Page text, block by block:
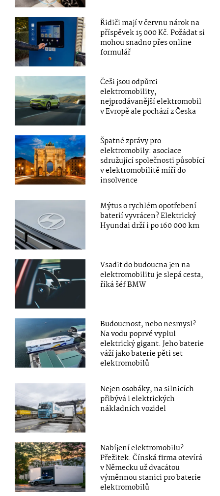
Řidiči mají v červnu nárok na
příspěvek 15 000 Kč. Požádat si
mohou snadno přes online
formulář
Češi jsou odpůrci
elektromobility,
nejprodávanější elektromobil
v Evropě ale pochází z Česka
Špatné zprávy pro
elektromobily: asociace
sdružující společnosti působící
v elektromobilitě míří do
insolvence
Mýtus o rychlém opotřebení
baterií vyvrácen? Elektrický
Hyundai drží i po 160 000 km
Vsadit do budoucna jen na
elektromobilitu je slepá cesta,
říká šéf BMW
Budoucnost, nebo nesmysl?
Na vodu poprvé vyplul
elektrický gigant. Jeho baterie
váží jako baterie pěti set
elektromobilů
Nejen osobáky, na silnicích
přibývá i elektrických
nákladních vozidel
Nabíjení elektromobilu?
Přežitek. Čínská firma otevírá
v Německu už dvacátou
výměnnou stanici pro baterie
elektromobilů